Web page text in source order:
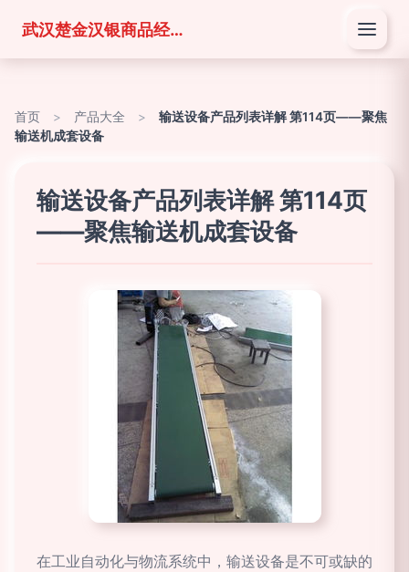
武汉楚金汉银商品经营有限公司
首页 > 产品大全 >
输送设备产品列表详解 第114页——聚焦
输送机成套设备
输送设备产品列表详解 第114页
——聚焦输送机成套设备
在工业自动化与物流系统中，输送设备是不可或缺的